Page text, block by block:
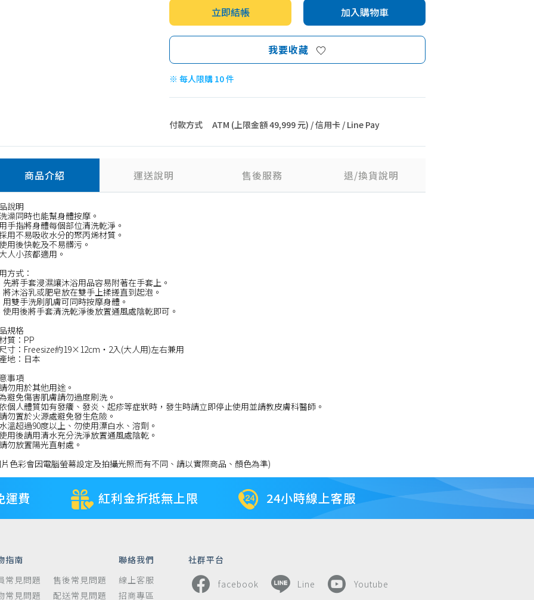
立即結帳 加入購物車
我要收藏
※ 每人限購 10 件
付款方式 ATM (上限金額 49,999 元) / 信用卡 / Line Pay
商品介紹 運送說明 售後服務 退/換貨說明
說明
澡同時也能幫身體按摩。
手指將身體每個部位清洗乾淨。
用不易吸收水分的聚丙烯材質。
用後快乾及不易髒污。
人小孩都適用。
方式：
先將手套浸濕讓沐浴用品容易附著在手套上。
將沐浴乳或肥皂放在雙手上揉搓直到起泡。
用雙手洗刷肌膚可同時按摩身體。
使用後將手套清洗乾淨後放置通風處陰乾即可。
規格
質：PP
寸：Freesize約19×12cm・2入(大人用)左右兼用
地：日本
事項
勿用於其他用途。
避免傷害肌膚請勿過度刷洗。
個人體質如有發癢、發炎、起疹等症狀時，發生時請立即停止使用並請教皮膚科醫師。
勿置於火源處避免發生危險。
溫超過90度以上、勿使用漂白水、溶劑。
用後請用清水充分洗淨放置通風處陰乾。
勿放置陽光直射處。
片色彩會因電腦螢幕設定及拍攝光照而有不同、請以實際商品、顏色為準)
運費 紅利金折抵無上限 24小時線上客服
指南
常見問題
常見問題
售後常見問題
配送常見問題
聯絡我們
線上客服
招商專區
社群平台
facebook Line Youtube